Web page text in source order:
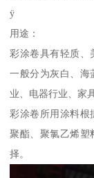
ÿ
用途：
彩涂卷具有轻质、
一般分为灰白、海
业、电器行业、家
彩涂卷所用涂料根
聚酯、聚氯乙烯塑
择。